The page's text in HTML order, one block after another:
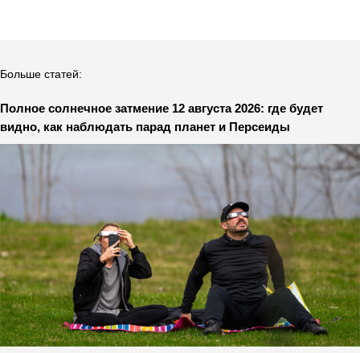
Больше статей:
Полное солнечное затмение 12 августа 2026: где будет
видно, как наблюдать парад планет и Персеиды